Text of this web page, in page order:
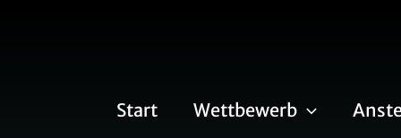
Start
Wettbewerb